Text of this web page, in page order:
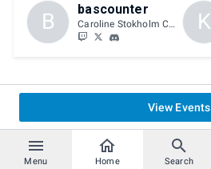
Menu Home Search
B bascounter
Caroline Stokholm Caspersen K
View Events